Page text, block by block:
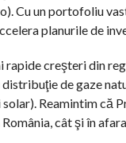
Cu un portofoliu
planurile de
rapide creşteri din
de gaze
Reamintim că
cât şi în